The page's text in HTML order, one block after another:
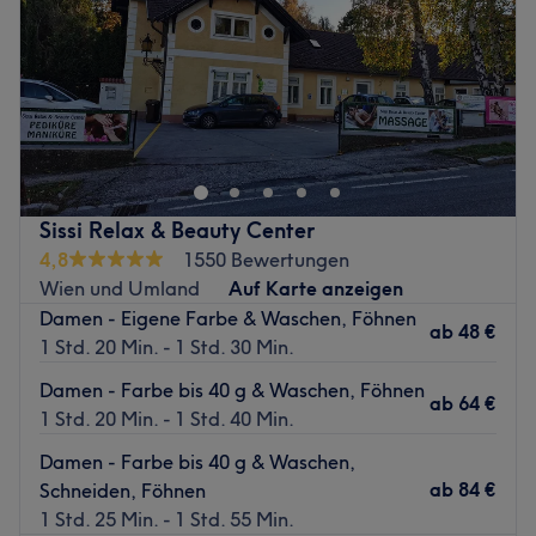
Expertise: Haarschnitte und Colorationen.
Zurück zur Salonansicht
Samstag
Geschlossen
Sonntag
Geschlossen
Willkommen bei Schönheitsstudio Lubna in
Klosterneuburg. Ein Friseurbesuch ist mehr als nur ein
neuer Schnitt – es ist Zeit für dich. Bei Lubna Enzinger
bekommst du nicht nur typgerechte Beratung und
handwerkliche Qualität, sondern auch Raum zum
Wohlfühlen. Ob du deinen Style komplett verändern oder
einfach nur auffrischen möchtest – wir finden gemeinsam,
was zu dir passt.
Nächste öffentliche Verkehrsmittel:
Nur wenige Gehminuten entfernt, befindet sich der
Bahnhof "Klosterneuburg-Weidling".
Das Team besteht aus erfahrenen Friseur:innen und
Make-up Artists mit unterschiedlichen Schwerpunkten –
Sissi Relax & Beauty Center
4,8
1550 Bewertungen
Wien und Umland
Auf Karte anzeigen
Damen - Eigene Farbe & Waschen, Föhnen
1 Std. 20 Min. - 1 Std. 30 Min.
ab 48 €
Damen - Farbe bis 40 g & Waschen, Föhnen
1 Std. 20 Min. - 1 Std. 40 Min.
ab 64 €
Damen - Farbe bis 40 g & Waschen,
Schneiden, Föhnen
1 Std. 25 Min. - 1 Std. 55 Min.
ab 84 €